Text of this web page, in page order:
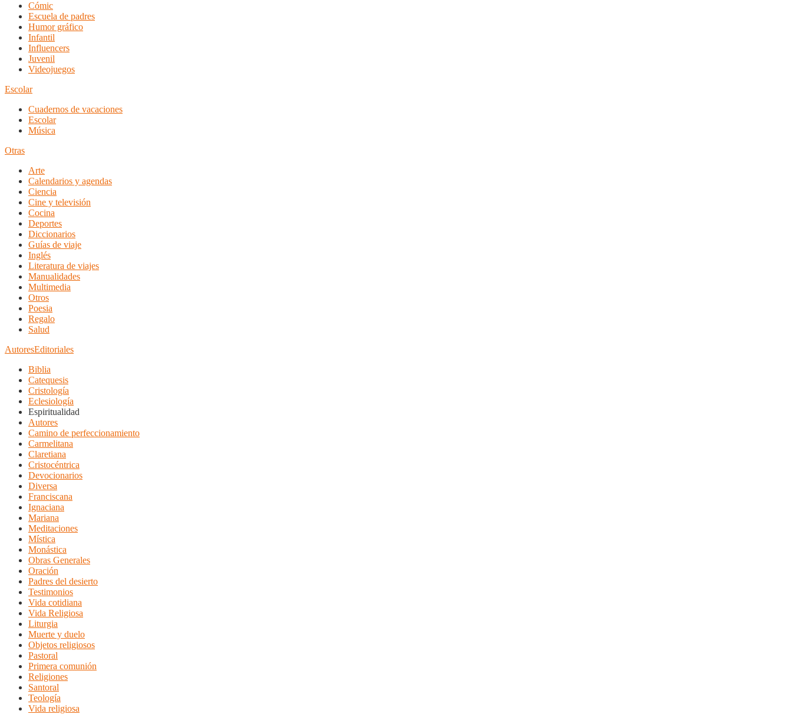
Cómic
Escuela de padres
Humor gráfico
Infantil
Influencers
Juvenil
Videojuegos
Escolar
Cuadernos de vacaciones
Escolar
Música
Otras
Arte
Calendarios y agendas
Ciencia
Cine y televisión
Cocina
Deportes
Diccionarios
Guías de viaje
Inglés
Literatura de viajes
Manualidades
Multimedia
Otros
Poesia
Regalo
Salud
AutoresEditoriales
Biblia
Catequesis
Cristología
Eclesiología
Espiritualidad
Autores
Camino de perfeccionamiento
Carmelitana
Claretiana
Cristocéntrica
Devocionarios
Diversa
Franciscana
Ignaciana
Mariana
Meditaciones
Mística
Monástica
Obras Generales
Oración
Padres del desierto
Testimonios
Vida cotidiana
Vida Religiosa
Liturgia
Muerte y duelo
Objetos religiosos
Pastoral
Primera comunión
Religiones
Santoral
Teología
Vida religiosa